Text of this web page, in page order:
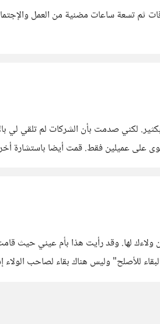
ثم تسعة ساعات مضنية من العمل
صدمت بأن الشركات لم تلقي لي
عميلين فقط. قمت أيضا باستشارة
للأصلح" وليس هناك بقاء لصاحب الولاء